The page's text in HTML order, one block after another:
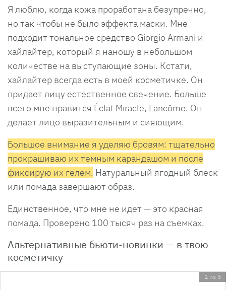
Я люблю, когда кожа проработана безупречно,
но так чтобы не было эффекта маски. Мне
подходит тональное средство Giorgio Armani и
хайлайтер, который я наношу в небольшом
количестве на выступающие зоны. Кстати,
хайлайтер всегда есть в моей косметичке. Он
придает лицу естественное свечение. Больше
всего мне нравится Éclat Miracle, Lancôme. Он
делает лицо выразительным и сияющим.
Большое внимание я уделяю бровям: тщательно
прокрашиваю их темным карандашом и после
фиксирую их гелем. Натуральный ягодный блеск
или помада завершают образ.
Единственное, что мне не идет — это красная
помада. Проверено 100 тысяч раз на съемках.
Альтернативные бьюти-новинки — в твою
косметичку
1 из 5